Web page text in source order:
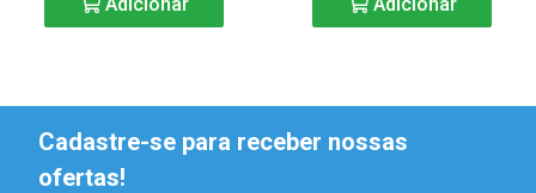
Cadastre-se para receber nossas
ofertas!